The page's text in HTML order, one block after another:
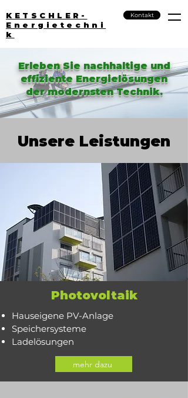
KETSCHLER-
Energietechni
k
Kontakt
Erleben Sie nachhaltige und
effiziente Energielösungen
der modernsten Technik.
Unsere Leistungen
Photovoltaik
Hauseigene PV-Anlage
Speichersysteme
Ladelösungen
mehr dazu